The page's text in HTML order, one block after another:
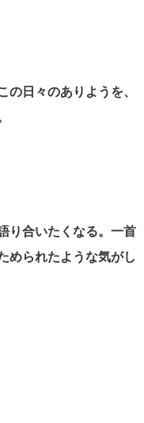
日々のありようを、
り合いたくなる。一首
められたような気がし